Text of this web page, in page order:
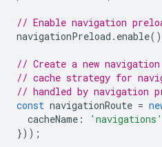
// Enable navigation
navigationPreload . enable
// Create a new
// cache strategy for
// handled by navigation
const navigationRoute =
cacheName :
'navigations'
}));